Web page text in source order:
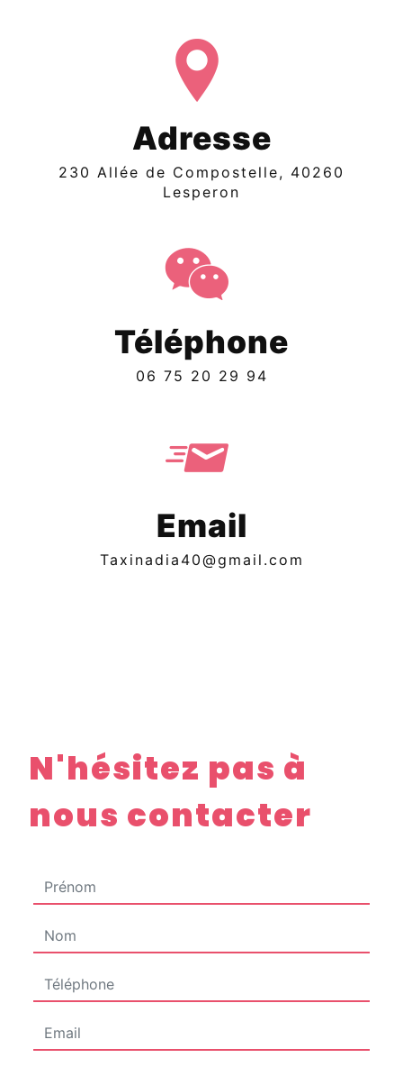
Adresse
230 Allée de Compostelle, 40260
Lesperon
Téléphone
06 75 20 29 94
Email
taxinadia40@gmail.com
N'hésitez pas à
nous contacter